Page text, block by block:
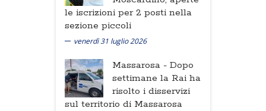
le iscrizioni per 2 posti nella
sezione piccoli
venerdì 31 luglio 2026
Massarosa - Dopo
settimane la Rai ha
risolto i disservizi
sul territorio di Massarosa